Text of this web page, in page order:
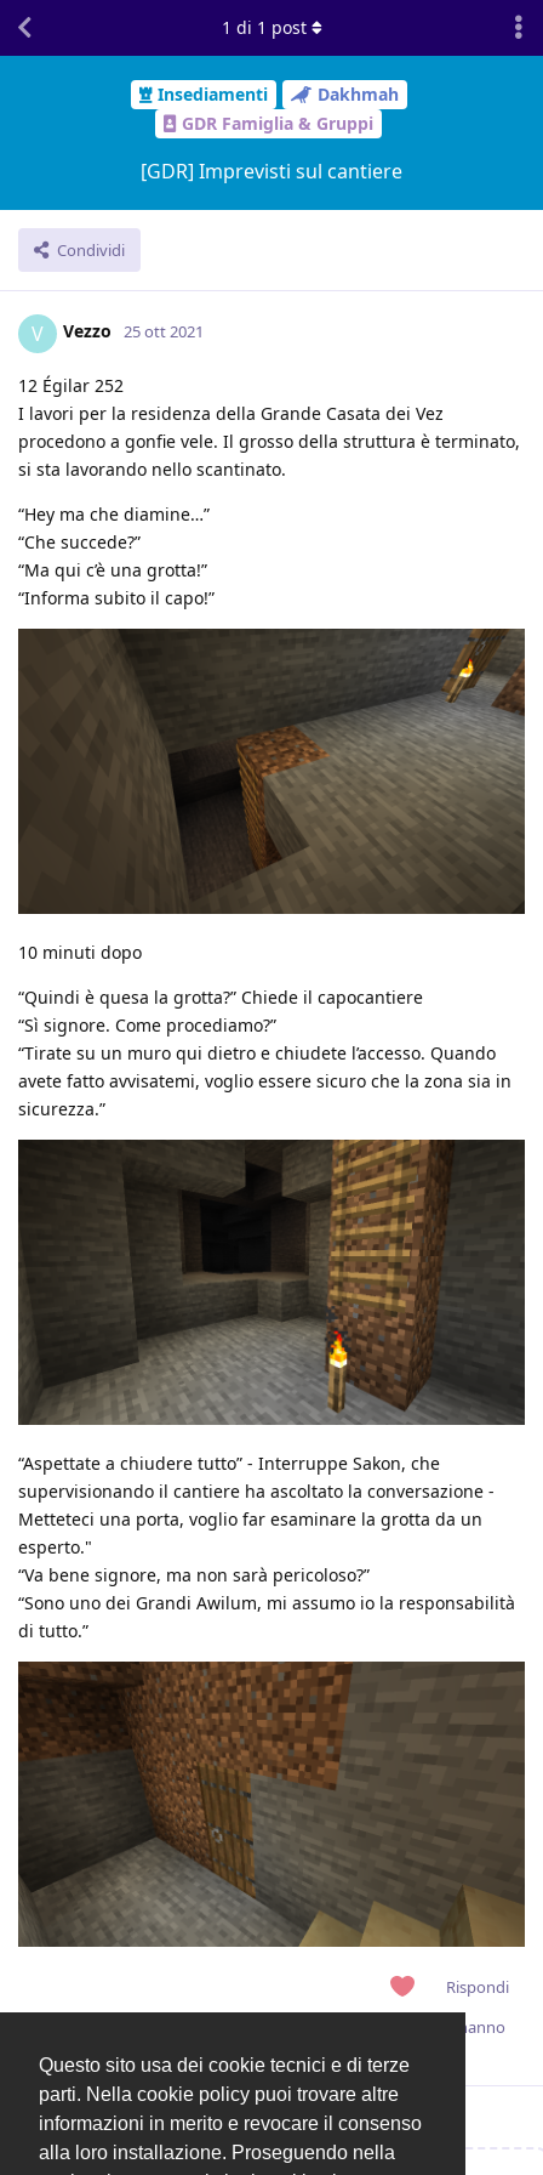
Questo sito usa dei cookie tecnici e di terze
parti. Nella cookie policy puoi trovare altre
informazioni in merito e revocare il consenso
alla loro installazione. Proseguendo nella
Insediamenti
Dakhmah
GDR Famiglia & Gruppi
[GDR] Imprevisti sul cantiere
Condividi
1 di 1 post
V Vezzo 25 ott 2021
12 Égilar 252
I lavori per la residenza della Grande Casata dei Vez
procedono a gonfie vele. Il grosso della struttura è terminato,
si sta lavorando nello scantinato.
“Hey ma che diamine…”
“Che succede?”
“Ma qui c’è una grotta!”
“Informa subito il capo!”
10 minuti dopo
“Quindi è quesa la grotta?” Chiede il capocantiere
“Sì signore. Come procediamo?”
“Tirate su un muro qui dietro e chiudete l’accesso. Quando
avete fatto avvisatemi, voglio essere sicuro che la zona sia in
sicurezza.”
“Aspettate a chiudere tutto” - Interruppe Sakon, che
supervisionando il cantiere ha ascoltato la conversazione -
Metteteci una porta, voglio far esaminare la grotta da un
esperto."
“Va bene signore, ma non sarà pericoloso?”
“Sono uno dei Grandi Awilum, mi assumo io la responsabilità
di tutto.”
Rispondi
hanno